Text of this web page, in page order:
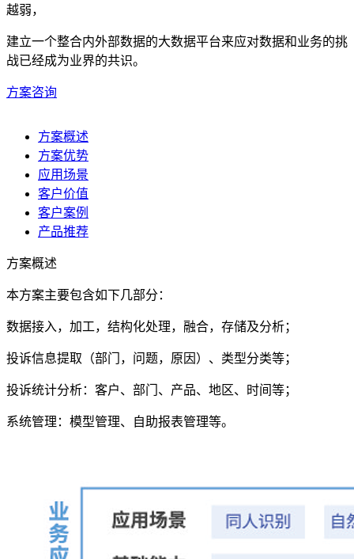
越弱，
建立一个整合内外部数据的大数据平台来应对数据和业务的挑
战已经成为业界的共识。
方案咨询
方案概述
方案优势
应用场景
客户价值
客户案例
产品推荐
方案概述
本方案主要包含如下几部分：
数据接入，加工，结构化处理，融合，存储及分析；
投诉信息提取（部门，问题，原因）、类型分类等；
投诉统计分析：客户、部门、产品、地区、时间等；
系统管理：模型管理、自助报表管理等。